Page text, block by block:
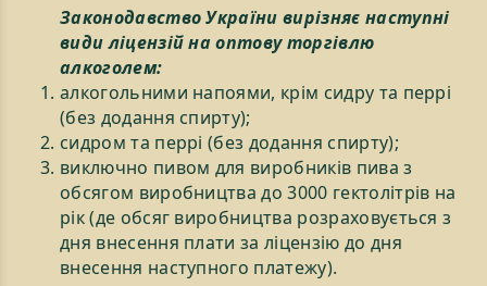
Законодавство України вирізняє наступні
види ліцензій на оптову торгівлю
алкоголем:
алкогольними напоями, крім сидру та перрі
(без додання спирту);
сидром та перрі (без додання спирту);
виключно пивом для виробників пива з
обсягом виробництва до 3000 гектолітрів на
рік (де обсяг виробництва розраховується з
дня внесення плати за ліцензію до дня
внесення наступного платежу).